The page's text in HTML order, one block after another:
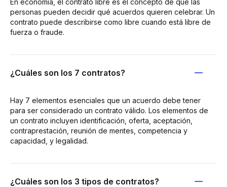
En economía, el contrato libre es el concepto de que las
personas pueden decidir qué acuerdos quieren celebrar. Un
contrato puede describirse como libre cuando está libre de
fuerza o fraude.
¿Cuáles son los 7 contratos?
Hay 7 elementos esenciales que un acuerdo debe tener
para ser considerado un contrato válido. Los elementos de
un contrato incluyen identificación, oferta, aceptación,
contraprestación, reunión de mentes, competencia y
capacidad, y legalidad.
¿Cuáles son los 3 tipos de contratos?